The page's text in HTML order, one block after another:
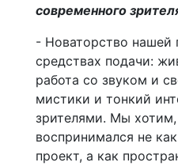
современного
- Новаторство нашей
средствах подачи:
работа со звуком и
мистики и тонкий
зрителями. Мы хотим,
воспринимался не
проект, а как